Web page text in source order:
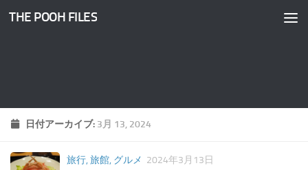
コンテンツへスキップ
THE POOH FILES
日付アーカイブ: 3月 13, 2024
旅行, 旅館, グルメ 2024年3月13日